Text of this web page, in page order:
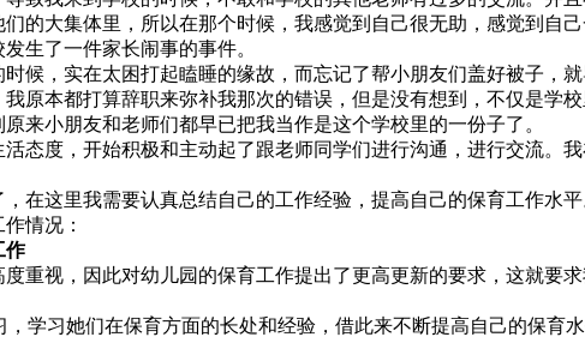
的大集体里，所以在那个时候，我感觉到自己很无助，感觉到自
生了一件家长闹事的事件。
候，实在太困打起瞌睡的缘故，而忘记了帮小朋友们盖好被子，
原本都打算辞职来弥补我那次的错误，但是没有想到，不仅是学
来小朋友和老师们都早已把我当作是这个学校里的一份子了。
态度，开始积极和主动起了跟老师同学们进行沟通，进行交流。
在这里我需要认真总结自己的工作经验，提高自己的保育工作水
情况：
作
重视，因此对幼儿园的保育工作提出了更高更新的要求，这就要
学习她们在保育方面的长处和经验，借此来不断提高自己的保育